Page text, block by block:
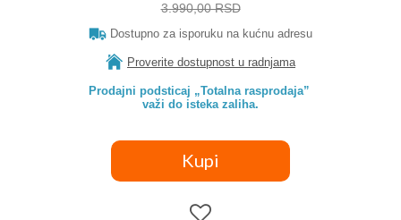
3.990,00 RSD
Dostupno za isporuku na kućnu adresu
Proverite dostupnost u radnjama
Prodajni podsticaj „Totalna rasprodaja”
važi do isteka zaliha.